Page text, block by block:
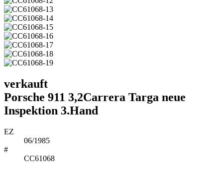
verkauft
Porsche 911 3,2Carrera Targa neue
Inspektion 3.Hand
EZ
06/1985
#
CC61068